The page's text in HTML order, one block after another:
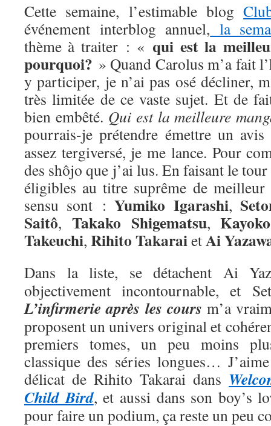
Cette semaine, l’estimable blog
événement interblog annuel, la
thème à traiter : « qui est la
pourquoi? » Quand Carolus m’a fait
y participer, je n’ai pas osé décliner,
très limitée de ce vaste sujet. Et de
bien embêté. Qui est la meilleure
pourrais-je prétendre émettre un
assez tergiversé, je me lance. Pour
des shôjo que j’ai lus. En faisant le tour
éligibles au titre suprême de
sensu sont :Yumiko Igarashi,
Saitô, Takako Shigematsu,Kayoko
Takeuchi, Rihito TakaraietAi
Dans la liste, se détachent Ai
objectivement incontournable, et
L’infirmerie après les cours m’a
proposent un univers original et
premiers tomes, un peu moins
classique des séries longues…
délicat de Rihito Takarai dans
Child Bird, et aussi dans son boy’s
pour faire un podium, ça reste un peu